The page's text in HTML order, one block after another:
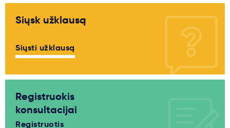
Siųsk užklausą
Siųsti užklausą
Registruokis
konsultacijai
Registruotis